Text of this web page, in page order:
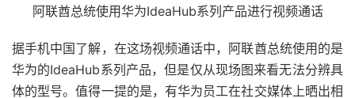
阿联酋总统使用华为IdeaHub系列产品进行视频通话
据手机中国了解，在这场视频通话中，阿联酋总统使用的是
华为的IdeaHub系列产品，但是仅从现场图来看无法分辨具
体的型号。值得一提的是，有华为员工在社交媒体上晒出相